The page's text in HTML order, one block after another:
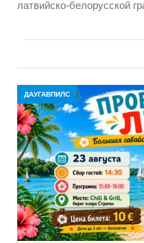
латвийско-белорусской
ДАУГАВПИЛС